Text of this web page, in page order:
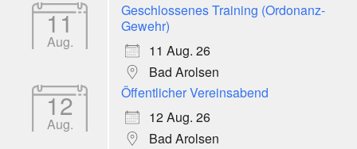
11
Aug.
Geschlossenes Training (Ordonanz-
Gewehr)
11 Aug. 26
Bad Arolsen
12
Aug.
Öffentlicher Vereinsabend
12 Aug. 26
Bad Arolsen